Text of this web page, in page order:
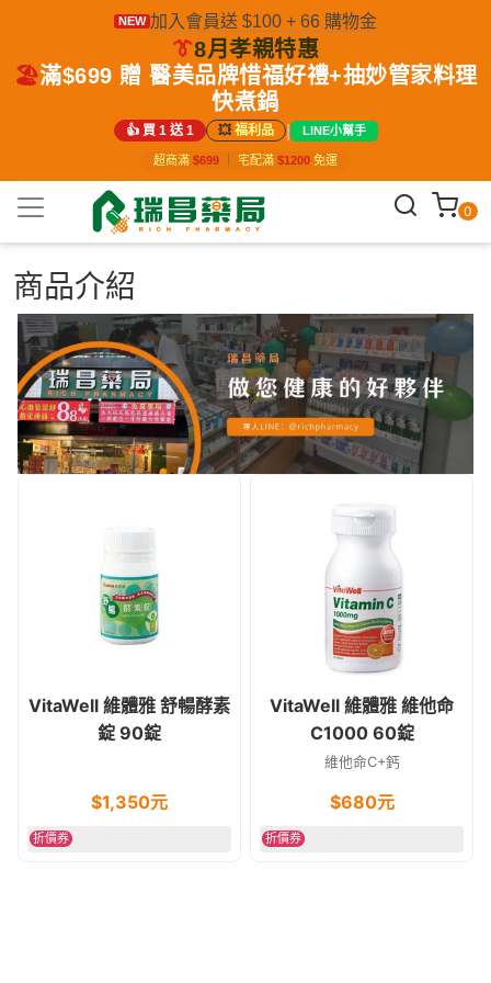
NEW 加入會員送 $100 + 66 購物金
👔8月孝親特惠
🏖️滿$699 贈 醫美品牌惜福好禮+抽妙管家料理
快煮鍋
👍 買 1 送 1 💥福利品 | LINE小幫手
超商滿 $699 宅配滿 $1200 免運
0
商品介紹
VitaWell 維體雅 舒暢酵素
錠 90錠
$1,350元
折價券
VitaWell 維體雅 維他命
C1000 60錠
維他命C+鈣
$680元
折價券